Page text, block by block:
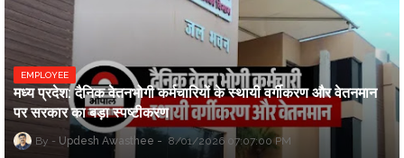
EMPLOYEE
मध्य प्रदेश: दैनिक वेतनभोगी कर्मचारियों के स्थायी वर्गीकरण और वेतनमान
पर सरकार का बड़ा स्पष्टीकरण
Updesh Awasthee 8/01/2026 07:07:00 PM